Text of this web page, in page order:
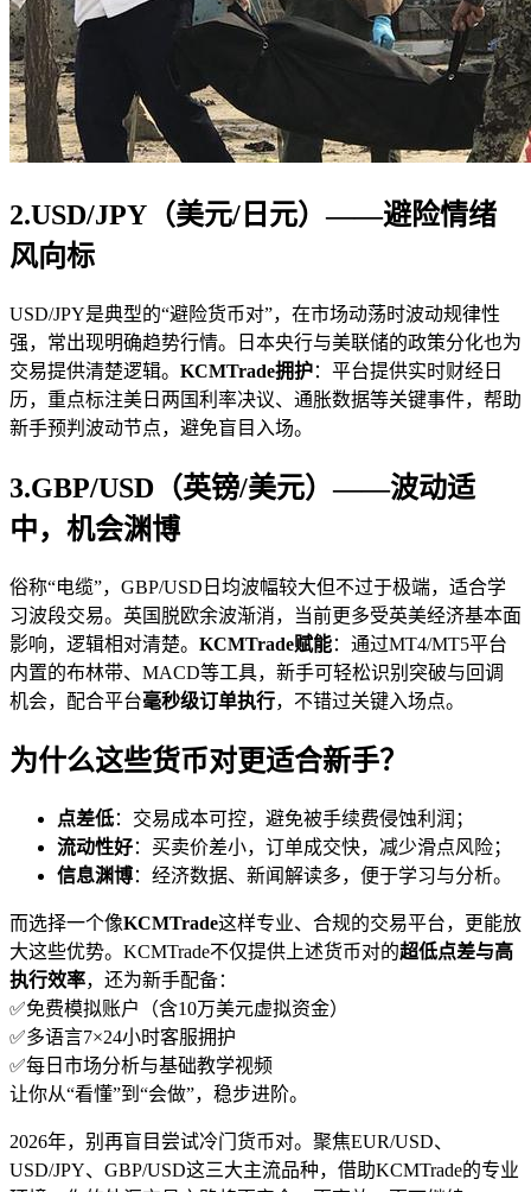
2.USD/JPY（美元/日元）——避险情绪
风向标
USD/JPY是典型的“避险货币对”，在市场动荡时波动规律性
强，常出现明确趋势行情。日本央行与美联储的政策分化也为
交易提供清楚逻辑。 KCMTrade拥护：平台提供实时财经日
历，重点标注美日两国利率决议、通胀数据等关键事件，帮助
新手预判波动节点，避免盲目入场。
3.GBP/USD（英镑/美元）——波动适
中，机会渊博
俗称“电缆”，GBP/USD日均波幅较大但不过于极端，适合学
习波段交易。英国脱欧余波渐消，当前更多受英美经济基本面
影响，逻辑相对清楚。 KCMTrade赋能：通过MT4/MT5平台
内置的布林带、MACD等工具，新手可轻松识别突破与回调
机会，配合平台毫秒级订单执行，不错过关键入场点。
为什么这些货币对更适合新手？
点差低：交易成本可控，避免被手续费侵蚀利润；
流动性好：买卖价差小，订单成交快，减少滑点风险；
信息渊博：经济数据、新闻解读多，便于学习与分析。
而选择一个像KCMTrade这样专业、合规的交易平台，更能放
大这些优势。KCMTrade不仅提供上述货币对的超低点差与高
执行效率，还为新手配备：
✅免费模拟账户（含10万美元虚拟资金）
✅多语言7×24小时客服拥护
✅每日市场分析与基础教学视频
让你从“看懂”到“会做”，稳步进阶。
2026年，别再盲目尝试冷门货币对。聚焦EUR/USD、
USD/JPY、GBP/USD这三大主流品种，借助KCMTrade的专业